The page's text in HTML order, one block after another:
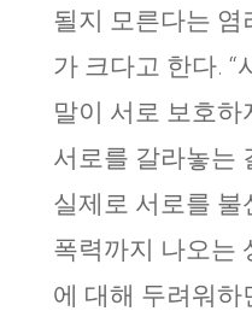
될지 모른다는 염
가 크다고 한다. “
말이 서로 보호하
서로를 갈라놓는
실제로 서로를 불
폭력까지 나오는
에 대해 두려워하